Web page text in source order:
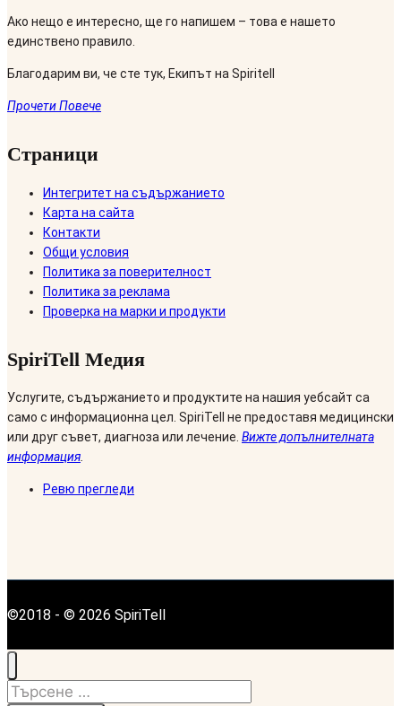
Ако нещо е интересно, ще го напишем – това е нашето
единствено правило.
Благодарим ви, че сте тук, Екипът на Spiritell
Прочети Повече
Страници
Интегритет на съдържанието
Карта на сайта
Контакти
Общи условия
Политика за поверителност
Политика за реклама
Проверка на марки и продукти
SpiriTell Медия
Услугите, съдържанието и продуктите на нашия уебсайт са
само с информационна цел. SpiriTell не предоставя медицински
или друг съвет, диагноза или лечение. Вижте допълнителната
информация
Ревю прегледи
©2018 - © 2026 SpiriTell
Търсене